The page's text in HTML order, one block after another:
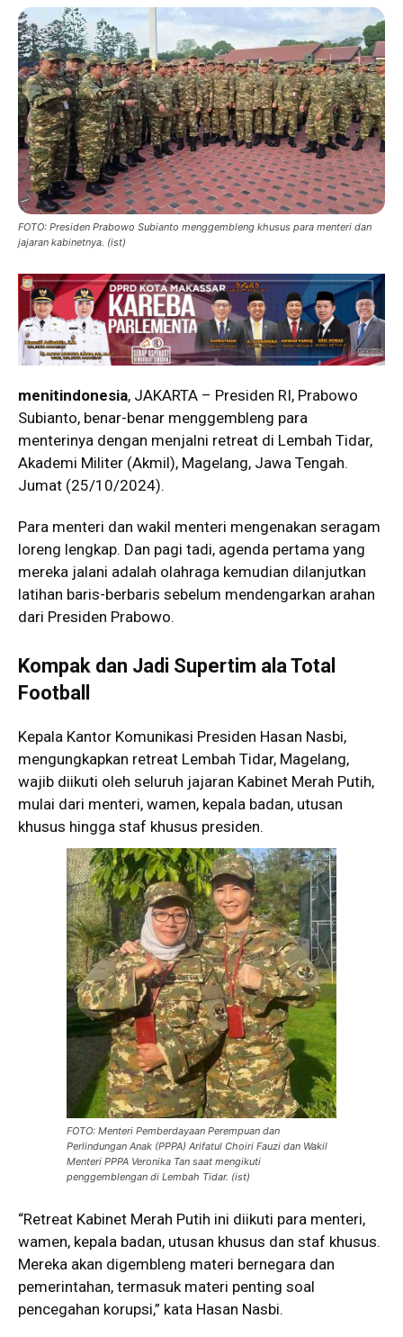
FOTO: Presiden Prabowo Subianto menggembleng khusus para menteri dan
jajaran kabinetnya. (ist)
menitindonesia, JAKARTA – Presiden RI, Prabowo
Subianto, benar-benar menggembleng para
menterinya dengan menjalni retreat di Lembah Tidar,
Akademi Militer (Akmil), Magelang, Jawa Tengah.
Jumat (25/10/2024).
Para menteri dan wakil menteri mengenakan seragam
loreng lengkap. Dan pagi tadi, agenda pertama yang
mereka jalani adalah olahraga kemudian dilanjutkan
latihan baris-berbaris sebelum mendengarkan arahan
dari Presiden Prabowo.
Kompak dan Jadi Supertim ala Total
Football
Kepala Kantor Komunikasi Presiden Hasan Nasbi,
mengungkapkan retreat Lembah Tidar, Magelang,
wajib diikuti oleh seluruh jajaran Kabinet Merah Putih,
mulai dari menteri, wamen, kepala badan, utusan
khusus hingga staf khusus presiden.
FOTO: Menteri Pemberdayaan Perempuan dan
Perlindungan Anak (PPPA) Arifatul Choiri Fauzi dan Wakil
Menteri PPPA Veronika Tan saat mengikuti
penggemblengan di Lembah Tidar. (ist)
“Retreat Kabinet Merah Putih ini diikuti para menteri,
wamen, kepala badan, utusan khusus dan staf khusus.
Mereka akan digembleng materi bernegara dan
pemerintahan, termasuk materi penting soal
pencegahan korupsi,” kata Hasan Nasbi.